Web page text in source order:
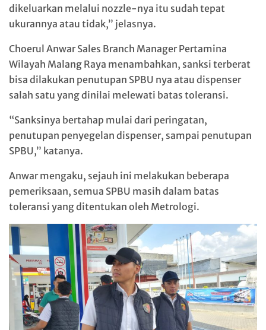
dikeluarkan melalui nozzle-nya itu sudah tepat
ukurannya atau tidak,” jelasnya.
Choerul Anwar Sales Branch Manager Pertamina
Wilayah Malang Raya menambahkan, sanksi terberat
bisa dilakukan penutupan SPBU nya atau dispenser
salah satu yang dinilai melewati batas toleransi.
“Sanksinya bertahap mulai dari peringatan,
penutupan penyegelan dispenser, sampai penutupan
SPBU,” katanya.
Anwar mengaku, sejauh ini melakukan beberapa
pemeriksaan, semua SPBU masih dalam batas
toleransi yang ditentukan oleh Metrologi.